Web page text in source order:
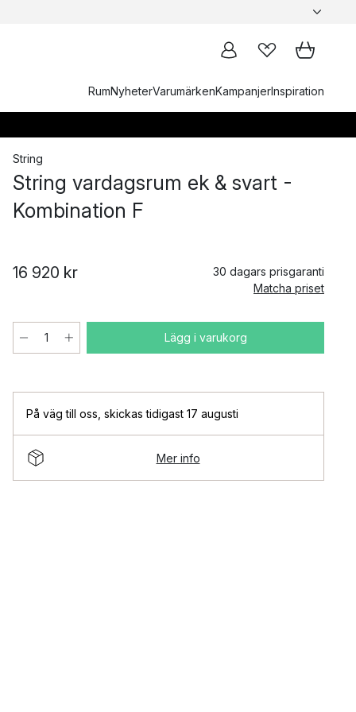
RumNyheterVarumärkenKampanjerInspiration
String
String vardagsrum ek & svart -
Kombination F
16 920 kr
30 dagars prisgaranti
Matcha priset
Lägg i varukorg
På väg till oss skickas tidigast 17 augusti
Mer info